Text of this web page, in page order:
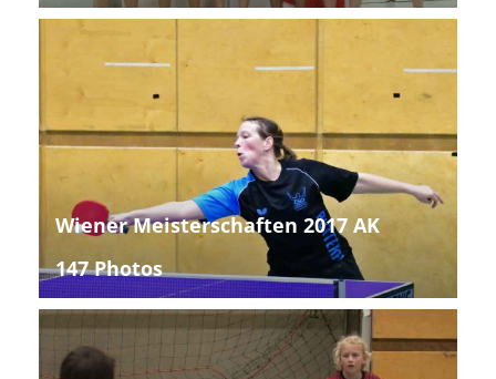
Wiener Meisterschaften 2017 AK
147 Photos